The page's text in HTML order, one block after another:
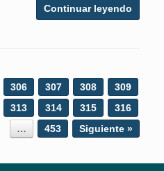
Continuar leyendo
306 307 308
309
313 314 315
316
…
453 Siguiente »